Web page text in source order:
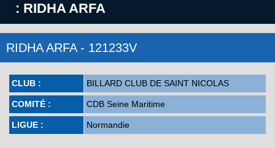
: RIDHA ARFA
RIDHA ARFA - 121233V
CLUB : BILLARD CLUB DE SAINT NICOLAS
COMITÉ : CDB Seine Maritime
LIGUE : Normandie